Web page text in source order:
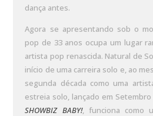
dança antes.
Agora se apresentando sob o
pop de 33 anos ocupa um lugar
artista pop renascida. Natural de
início de uma carreira solo e, ao
segunda década como uma
estreia solo, lançado em
SHOWBIZ BABY!, funciona como